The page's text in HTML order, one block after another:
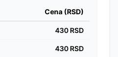
Cena (RSD)
430 RSD
430 RSD